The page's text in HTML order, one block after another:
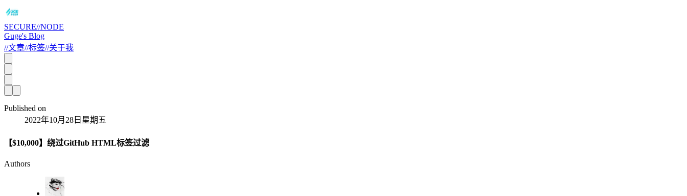
SECURE//NODE
Guge's Blog
//文章//标签//关于我
Published on
2022年10月28日星期五
【$10,000】绕过GitHub HTML标签过滤
Authors